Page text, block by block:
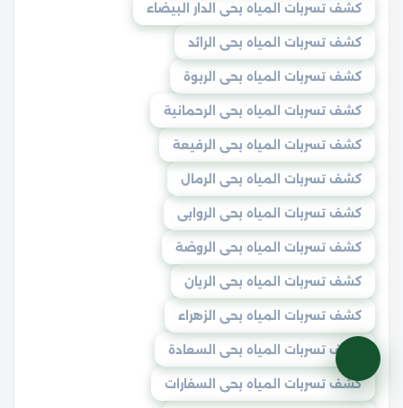
كشف تسربات المياه بحى الدار البيضاء
كشف تسربات المياه بحى الرائد
كشف تسربات المياه بحى الربوة
كشف تسربات المياه بحى الرحمانية
كشف تسربات المياه بحى الرفيعة
كشف تسربات المياه بحى الرمال
كشف تسربات المياه بحى الروابى
كشف تسربات المياه بحى الروضة
كشف تسربات المياه بحى الريان
كشف تسربات المياه بحى الزهراء
كشف تسربات المياه بحى السعادة
كشف تسربات المياه بحى السفارات